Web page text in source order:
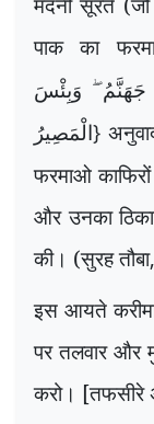
पाक का
جَهَنَّمُ ۖ وَبِئْسَ
الْمَصِيرُ }
फरमाओ
और उनका
की। (सुरह तौबा,
इस आयते
पर तलवार और
करो।